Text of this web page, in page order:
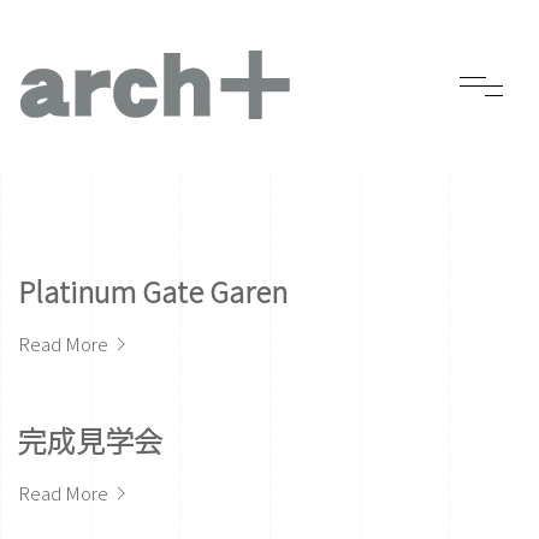
Platinum Gate Garen
Read More
完成見学会
Read More